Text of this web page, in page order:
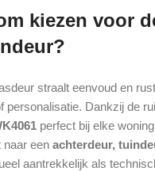
kiezen voor
straalt eenvoud en
personalisatie. Dankzij de
perfect bij elke
naar een achterdeur,
aantrekkelijk als